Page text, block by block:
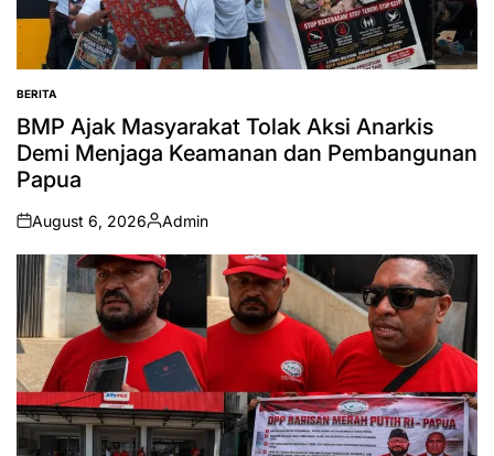
POSTED
IN
BERITA
BMP Ajak Masyarakat Tolak Aksi Anarkis
Demi Menjaga Keamanan dan Pembangunan
Papua
on
August 6, 2026
Posted
by
Admin